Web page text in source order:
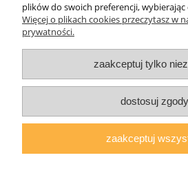
Moje konto
O nas
AGMAT MEBLE Mateusz Kuźmicz|
woj. wielkopolskie | E-mail:
plików do swoich preferencji,
Więcej o plikach cookies przeczytasz w
prywatności.
zaakceptuj tylko
dostosuj zgody
zaakceptuj